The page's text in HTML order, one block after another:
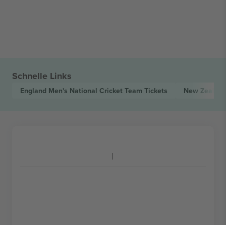
Schnelle Links
England Men's National Cricket Team Tickets New